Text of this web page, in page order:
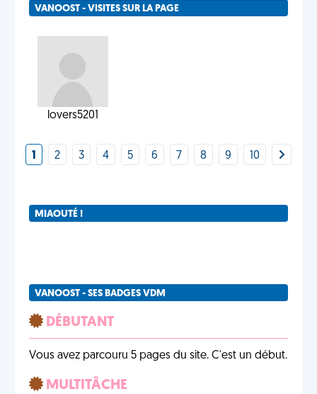
VANOOST - VISITES SUR LA PAGE
lovers5201
1 2 3 4 5 6 7 8 9 10
MIAOUTÉ !
VANOOST - SES BADGES VDM
DÉBUTANT
Vous avez parcouru 5 pages du site. C'est un début.
MULTITÂCHE